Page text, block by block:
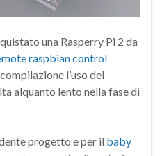
una Rasperry Pi 2 da
raspbian control
l’uso del
alquanto lento nella fase di
progetto e per il baby